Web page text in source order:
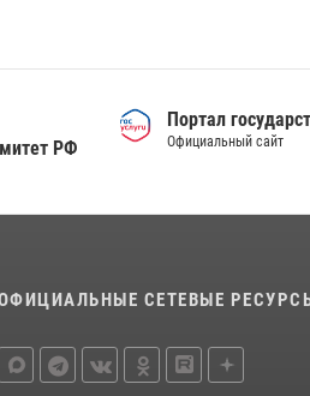
РФ
Портал
Официальный сайт
СЕТЕВЫЕ